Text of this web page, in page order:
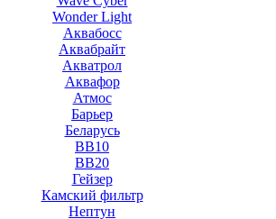
Wonder Light
Аквабосс
Аквабрайт
Акватрол
Аквафор
Атмос
Барьер
Беларусь
ВВ10
ВВ20
Гейзер
Камский фильтр
Нептун